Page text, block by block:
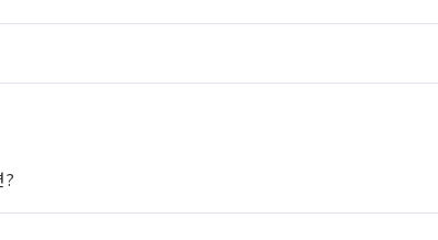
?